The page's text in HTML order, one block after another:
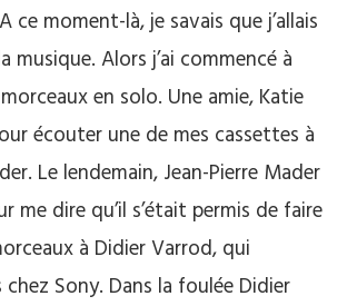
ce moment-là, je savais que j’allais
musique. Alors j’ai commencé à
en solo. Une amie, Katie
écouter une de mes cassettes à
Le lendemain, Jean-Pierre Mader
me dire qu’il s’était permis de faire
à Didier Varrod, qui
Sony. Dans la foulée Didier